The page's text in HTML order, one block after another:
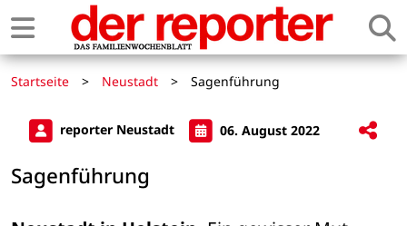
Startseite > Neustadt > Sagenführung
reporter Neustadt 06. August 2022
Sagenführung